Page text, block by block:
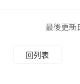
最後更新
回列表